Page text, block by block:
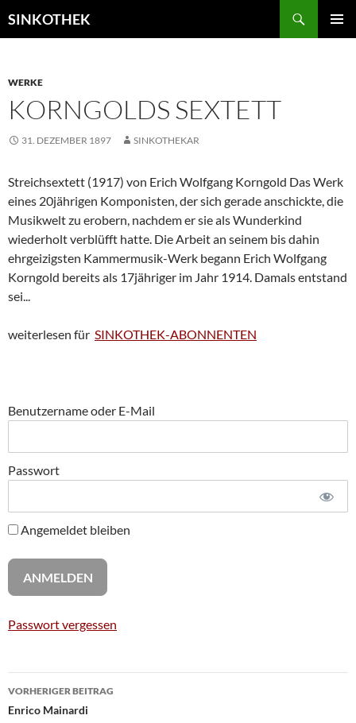
Inhalt
SINKOTHEK
WERKE
KORNGOLDS SEXTETT
31. DEZEMBER 1897 SINKOTHEKAR
Streichsextett (1917) von Erich Wolfgang Korngold Das Werk
eines 20jährigen Komponisten, der sich gerade anschickte, die
Musikwelt zu erobern, nachdem er sie als Wunderkind
wiederholt verblüfft hatte. Die Arbeit an seinem bis dahin
ehrgeizigsten Kammermusik-Werk begann Erich Wolfgang
Korngold bereits als 17jähriger im Jahr 1914. Damals entstand
sei...
weiterlesen für SINKOTHEK-ABONNENTEN
Benutzername oder E-Mail
Passwort
Angemeldet bleiben
Passwort vergessen
Beitragsnavigation
VORHERIGER BEITRAG
Enrico Mainardi